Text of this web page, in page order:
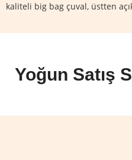
kaliteli big bag çuval, üstten
Yoğun Satış